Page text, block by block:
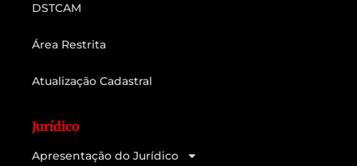
DSTCAM
Área Restrita
Atualização Cadastral
Jurídico
Apresentação do Jurídico